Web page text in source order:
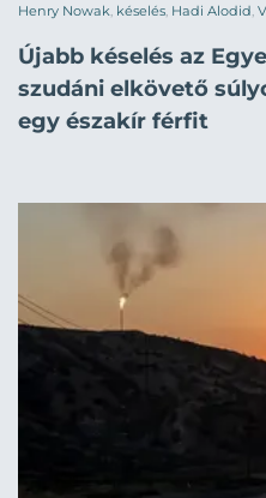
Henry Nowak késelés Hadi Alodid
Újabb késelés az
szudáni elkövető
egy északír férfit